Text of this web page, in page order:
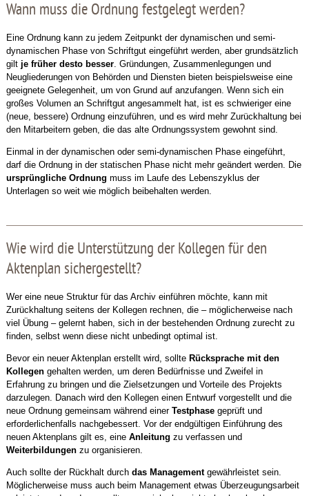
Wann muss die Ordnung festgelegt werden?
Eine Ordnung kann zu jedem Zeitpunkt der dynamischen und semi-
dynamischen Phase von Schriftgut eingeführt werden, aber grundsätzlich
gilt je früher desto besser. Gründungen, Zusammenlegungen und
Neugliederungen von Behörden und Diensten bieten beispielsweise eine
geeignete Gelegenheit, um von Grund auf anzufangen. Wenn sich ein
großes Volumen an Schriftgut angesammelt hat, ist es schwieriger eine
(neue, bessere) Ordnung einzuführen, und es wird mehr Zurückhaltung bei
den Mitarbeitern geben, die das alte Ordnungssystem gewohnt sind.
Einmal in der dynamischen oder semi-dynamischen Phase eingeführt,
darf die Ordnung in der statischen Phase nicht mehr geändert werden. Die
ursprüngliche Ordnung muss im Laufe des Lebenszyklus der
Unterlagen so weit wie möglich beibehalten werden.
Wie wird die Unterstützung der Kollegen für den
Aktenplan sichergestellt?
Wer eine neue Struktur für das Archiv einführen möchte, kann mit
Zurückhaltung seitens der Kollegen rechnen, die – möglicherweise nach
viel Übung – gelernt haben, sich in der bestehenden Ordnung zurecht zu
finden, selbst wenn diese nicht unbedingt optimal ist.
Bevor ein neuer Aktenplan erstellt wird, sollteRücksprache mit den
Kollegengehalten werden, um deren Bedürfnisse und Zweifel in
Erfahrung zu bringen und die Zielsetzungen und Vorteile des Projekts
darzulegen. Danach wird den Kollegen einen Entwurf vorgestellt und die
neue Ordnung gemeinsam während einer Testphasegeprüft und
erforderlichenfalls nachgebessert. Vor der endgültigen Einführung des
neuen Aktenplans gilt es, eineAnleitung zu verfassen und
Weiterbildungenzu organisieren.
Auch sollte der Rückhalt durch das Managementgewährleistet sein.
Möglicherweise muss auch beim Management etwas Überzeugungsarbeit